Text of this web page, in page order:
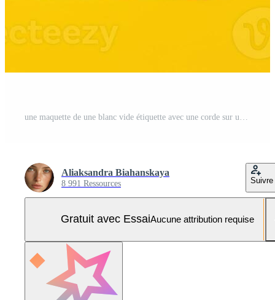
Aliaksandra Biahanskaya
8 991 Ressources Suivre
Gratuit avec EssaiAucune attribution requise